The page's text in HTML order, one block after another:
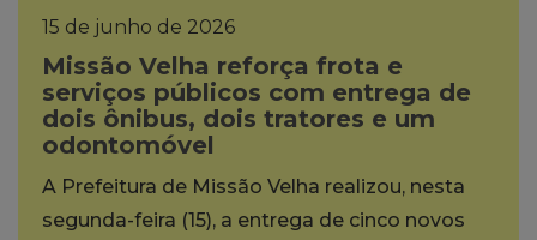
15 de junho de 2026
Missão Velha reforça frota e
serviços públicos com entrega de
dois ônibus, dois tratores e um
odontomóvel
A Prefeitura de Missão Velha realizou, nesta
segunda-feira (15), a entrega de cinco novos